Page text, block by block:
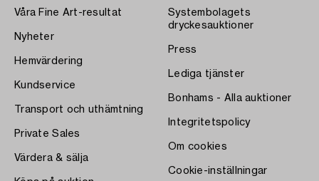
Våra Fine Art-resultat
Nyheter
Hemvärdering
Kundservice
Transport och uthämtning
Private Sales
Värdera & sälja
Systembolagets
dryckesauktioner
Press
Lediga tjänster
Bonhams - Alla auktioner
Integritetspolicy
Om cookies
Cookie-inställningar